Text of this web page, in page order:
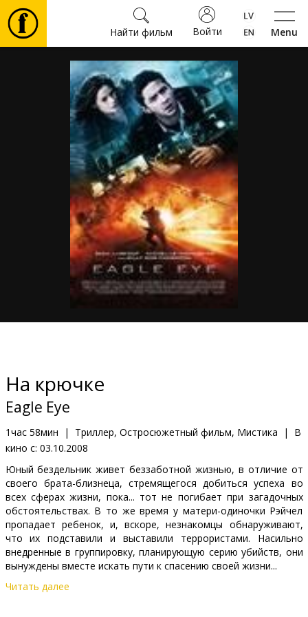
Menu
Войти
Найти фильм
Фильмы
Билеты
Культура
Мероприятия
Новости
Подарки
Клуб
На крючке
Eagle Eye
1час 58мин | Триллер, Остросюжетный фильм, Мистика |
В
кино с: 03.10.2008
Юный бездельник живет беззаботной жизнью, в отличие от
своего брата-близнеца, стремящегося добиться успеха во
всех сферах жизни, пока... тот не погибает при загадочных
обстоятельствах. В то же время у матери-одиночки Рэйчел
пропадает ребенок, и, вскоре, незнакомцы обнаруживают,
что их подставили и выставили террористами. Насильно
внедренные в группировку, планирующую серию убийств, они
вынуждены вместе искать пути к спасению своей жизни...
В ролях: Shia LaBeouf, Michellle Monaghan, Rosario Dawson,
Читать далее